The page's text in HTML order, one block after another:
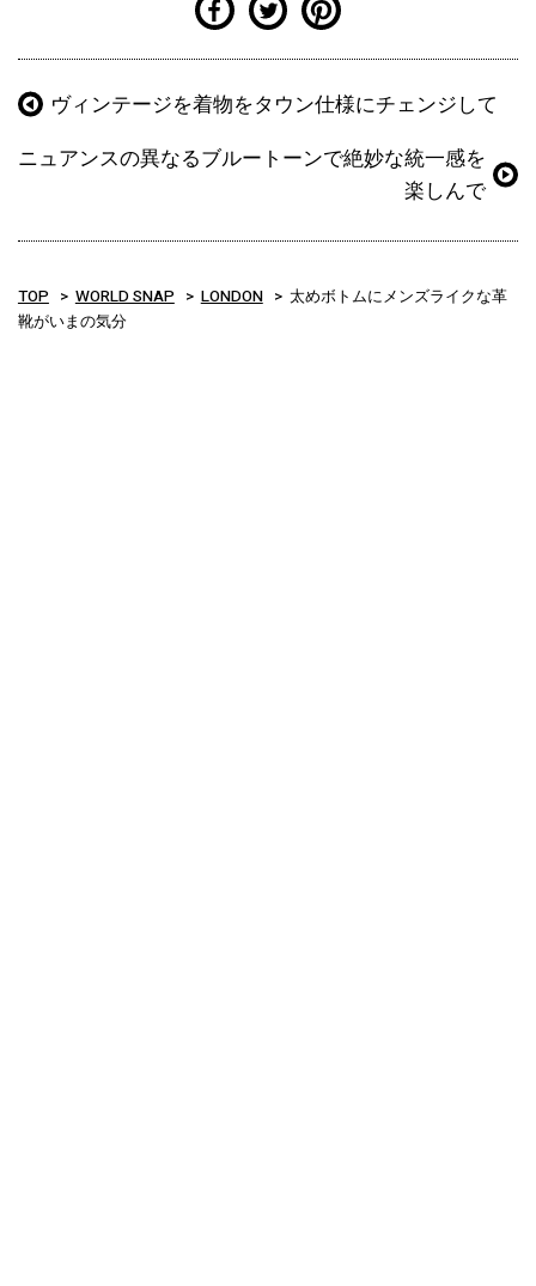
ヴィンテージを着物をタウン仕様にチェンジして
ニュアンスの異なるブルートーンで絶妙な統一感を
楽しんで
TOP WORLD SNAP LONDON
太めボトムにメンズライクな革
靴がいまの気分